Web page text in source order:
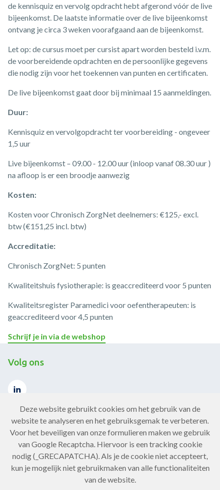
de kennisquiz en vervolg opdracht hebt afgerond vóór de live
bijeenkomst. De laatste informatie over de live bijeenkomst
ontvang je circa 3 weken voorafgaand aan de bijeenkomst.
Let op: de cursus moet per cursist apart worden besteld i.v.m.
de voorbereidende opdrachten en de persoonlijke gegevens
die nodig zijn voor het toekennen van punten en certificaten.
De live bijeenkomst gaat door bij minimaal 15 aanmeldingen.
Duur:
Kennisquiz en vervolgopdracht ter voorbereiding - ongeveer
1,5 uur
Live bijeenkomst – 09.00 - 12.00 uur (inloop vanaf 08.30 uur )
na afloop is er een broodje aanwezig
Kosten:
Kosten voor Chronisch ZorgNet deelnemers: €125,- excl.
btw (€151,25 incl. btw)
Accreditatie:
Chronisch ZorgNet: 5 punten
Kwaliteitshuis fysiotherapie: is geaccrediteerd voor 5 punten
Kwaliteitsregister Paramedici voor oefentherapeuten: is
geaccrediteerd voor 4,5 punten
Schrijf je in via de webshop
Volg ons
Contact
Neem contact op
Deze website gebruikt cookies om het gebruik van de
website te analyseren en het gebruiksgemak te verbeteren.
Voor het beveiligen van onze formulieren maken we gebruik
van Google Recaptcha. Hiervoor is een tracking cookie
nodig (_GRECAPATCHA). Als je de cookie niet accepteert,
kun je mogelijk niet gebruikmaken van alle functionaliteiten
van de website.